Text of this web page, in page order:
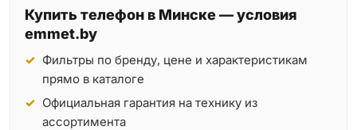
Купить телефон в Минске — условия
emmet.by
Фильтры по бренду, цене и характеристикам
прямо в каталоге
Официальная гарантия на технику из
ассортимента